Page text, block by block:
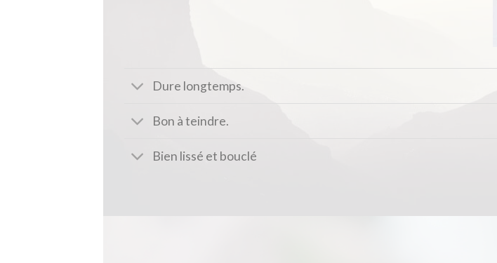
Dure longtemps.
Bon à teindre.
Bien lissé et bouclé